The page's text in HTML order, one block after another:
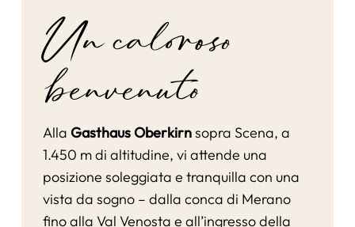
Un caloroso
benvenuto
Alla Gasthaus Oberkirnsopra Scena, a
1.450 m di altitudine, vi attende una
posizione soleggiata e tranquilla con una
vista da sogno – dalla conca di Merano
fino alla Val Venosta e all’ingresso della